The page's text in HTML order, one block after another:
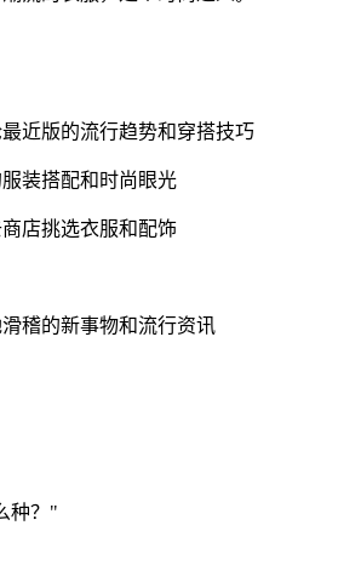
近版的流行趋势和穿搭技巧
装搭配和时尚眼光
店挑选衣服和配饰
稽的新事物和流行资讯
种？"